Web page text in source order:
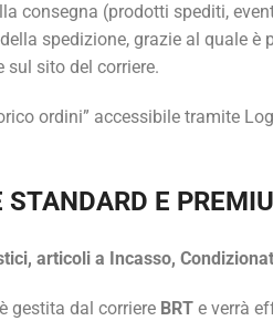
consegna (prodotti spediti,
della spedizione, grazie al quale è
sul sito del corriere.
ordini” accessibile tramite
E
articoli a Incasso,
gestita dal corriere BRT e verrà